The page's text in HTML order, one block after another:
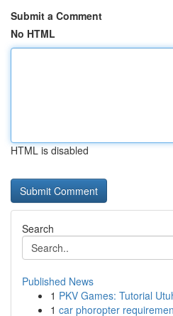
Submit a Comment
No HTML
HTML is disabled
Search
Published News
1 PKV Games: Tutorial
1 car phoropter